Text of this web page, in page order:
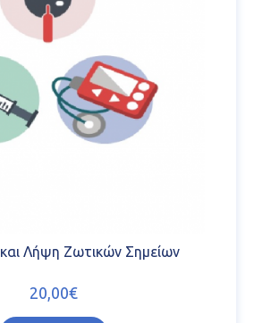
Λήψη Ζωτικών Σημείων
20,00€